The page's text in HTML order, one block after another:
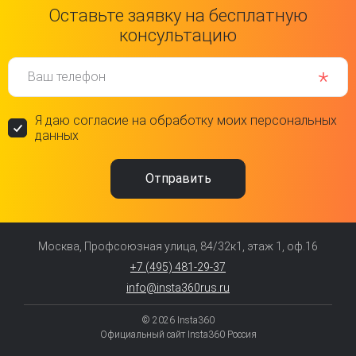
Оставьте заявку на бесплатную
консультацию
Ваш телефон
Я даю согласие на обработку моих персональных
данных
© 2026 Insta360
Официальный сайт Insta360 Россия
Москва, Профсоюзная улица, 84/32к1, этаж 1, оф.16
+7 (495) 481-29-37
info@insta360rus.ru